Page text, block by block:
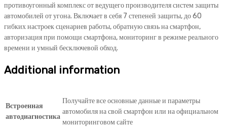
противоугонный комплекс от ведущего производителя систем защиты
автомобилей от угона. Включает в себя 7 степеней защиты, до 60
гибких настроек сценариев работы, обратную связь на смартфон,
авторизация при помощи смартфона, мониторинг в режиме реального
времени и умный бесключевой обход.
Additional information
Встроенная
автодиагностика
Получайте все основные данные и параметры
автомобиля на свой смартфон или на официальном
мониторинговом сайте